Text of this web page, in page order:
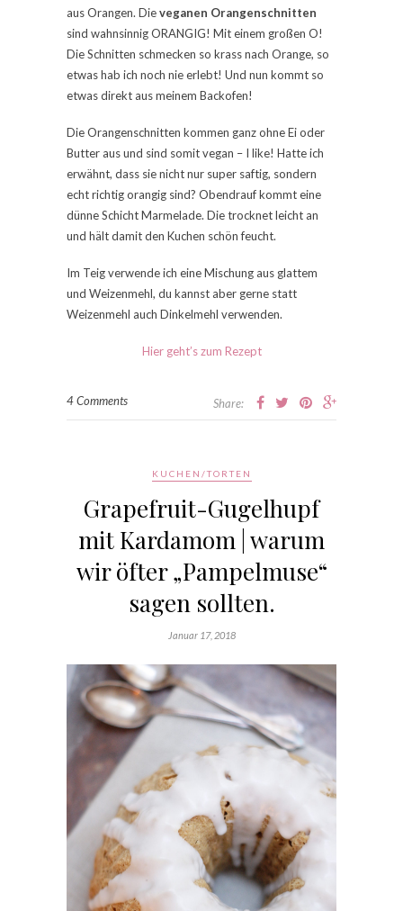
aus Orangen. Dieveganen Orangenschnitten
sind wahnsinnig ORANGIG! Mit einem großen O!
Die Schnitten schmecken so krass nach Orange, so
etwas hab ich noch nie erlebt! Und nun kommt so
etwas direkt aus meinem Backofen!
Die Orangenschnitten kommen ganz ohne Ei oder
Butter aus und sind somit vegan – I like! Hatte ich
erwähnt, dass sie nicht nur super saftig, sondern
echt richtig orangig sind? Obendrauf kommt eine
dünne Schicht Marmelade. Die trocknet leicht an
und hält damit den Kuchen schön feucht.
Im Teig verwende ich eine Mischung aus glattem
und Weizenmehl, du kannst aber gerne statt
Weizenmehl auch Dinkelmehl verwenden.
Hier geht’s zum Rezept
4 Comments Share:
KUCHEN/TORTEN
Grapefruit-Gugelhupf
mit Kardamom | warum
wir öfter „Pampelmuse“
sagen sollten.
Januar 17, 2018